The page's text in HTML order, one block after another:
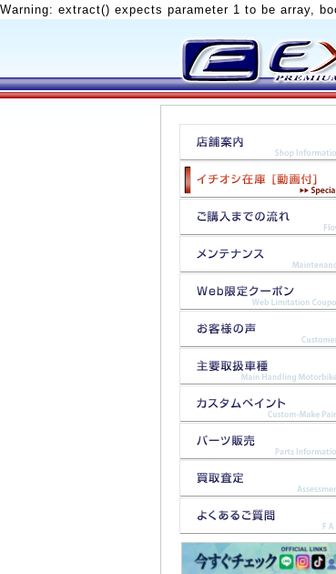
Warning: extract() expects parameter 1 to be array,